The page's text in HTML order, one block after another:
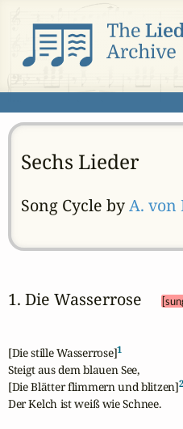
Sechs Lieder
Song Cycle byA. von
1. Die Wasserrose
[Die stille Wasserrose]1
Steigt aus dem blauen See,
[Die Blätter flimmern und blitzen]2
Der Kelch ist weiß wie Schnee.